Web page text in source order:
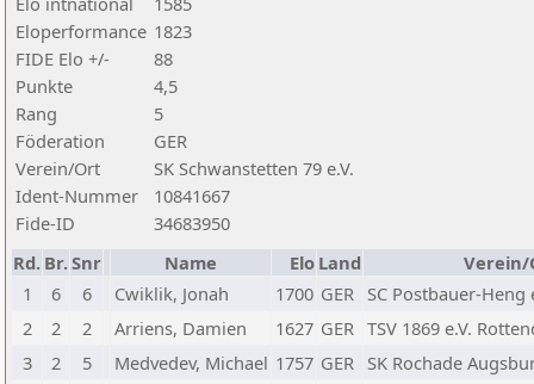
Eloperformance 1823
FIDE Elo +/-
88
Punkte
4,5
Rang
5
Föderation
GER
Verein/Ort
SK Schwanstetten 79 e.V.
Ident-Nummer
10841667
Fide-ID
34683950
Rd. Br.Snr Name Elo Land
1
6 6 Cwiklik, Jonah 1700 GER SC Postbauer-Heng
2
2 2 Arriens, Damien 1627 GER TSV 1869 e.V.
3
2 5 Medvedev, Michael 1757 GER SK Rochade